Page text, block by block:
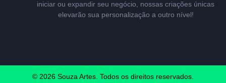
iniciar ou expandir seu negócio, nossas criações únicas
elevarão sua personalização a outro nível!
© 2026 Souza Artes. Todos os direitos reservados.